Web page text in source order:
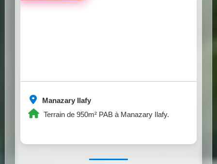
Manazary Ilafy
Terrain de 950m² PAB à Manazary Ilafy.